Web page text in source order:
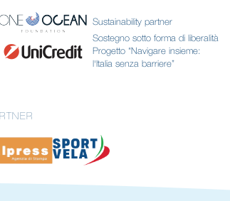
Sustainability partner
Sostegno sotto forma di liberalità
Progetto “Navigare insieme:
l'Italia senza barriere”